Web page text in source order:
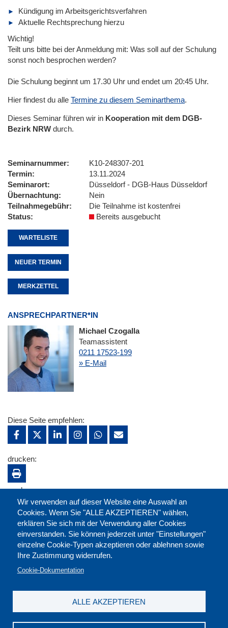
Kündigung im Arbeitsgerichtsverfahren
Aktuelle Rechtsprechung hierzu
Wichtig!
Teilt uns bitte bei der Anmeldung mit: Was soll auf der Schulung
sonst noch besprochen werden?
Die Schulung beginnt um 17.30 Uhr und endet um 20:45 Uhr.
Hier findest du alle Termine zu diesem Seminarthema.
Dieses Seminar führen wir in Kooperation mit dem DGB-
Bezirk NRW durch.
Seminarnummer
K10-248307-201
Termin
13.11.2024
Seminarort
Düsseldorf - DGB-Haus Düsseldorf
Übernachtung
Nein
Teilnahmegebühr
Die Teilnahme ist kostenfrei
Status
Bereits ausgebucht
WARTELISTE
NEUER TERMIN
MERKZETTEL
ANSPRECHPARTNER*IN
Michael Czogalla
Teamassistent
0211 17523-199
» E-Mail
Wir verwenden auf dieser Website eine Auswahl an
Cookies. Wenn Sie "ALLE AKZEPTIEREN" wählen,
erklären Sie sich mit der Verwendung aller Cookies
einverstanden. Sie können jederzeit unter "Einstellungen"
einzelne Cookie-Typen akzeptieren oder ablehnen sowie
Ihre Zustimmung widerrufen.
Cookie-Dokumentation
ALLE AKZEPTIEREN
Diese Seite empfehlen:
drucken:
merken: